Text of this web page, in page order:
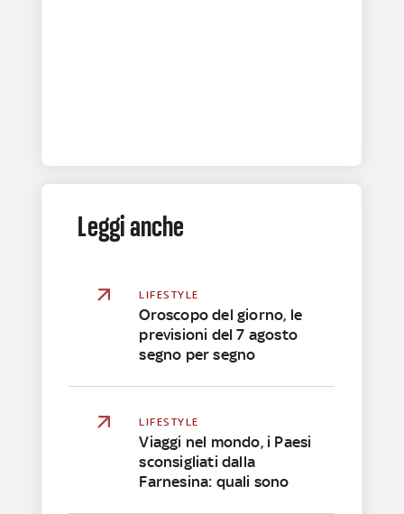
Leggi anche
LIFESTYLE
Oroscopo del giorno, le
previsioni del 7 agosto
segno per segno
LIFESTYLE
Viaggi nel mondo, i Paesi
sconsigliati dalla
Farnesina: quali sono